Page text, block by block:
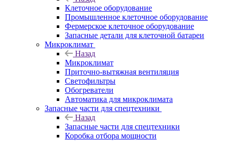
Клеточное оборудование
Промышленное клеточное оборудование
Фермерское клеточное оборудование
Запасные детали для клеточной батареи
Микроклимат
Назад
Микроклимат
Приточно-вытяжная вентиляция
Светофильтры
Обогреватели
Автоматика для микроклимата
Запасные части для спецтехники
Назад
Запасные части для спецтехники
Коробка отбора мощности